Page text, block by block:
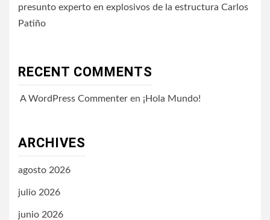
presunto experto en explosivos de la estructura Carlos
Patiño
RECENT COMMENTS
A WordPress Commenter en ¡Hola Mundo!
ARCHIVES
agosto 2026
julio 2026
junio 2026